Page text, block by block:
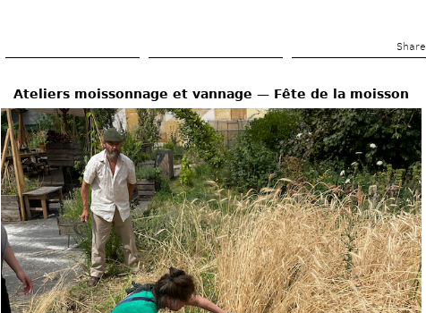
main
Share
Ateliers moissonnage et vannage — Fête de la moisson